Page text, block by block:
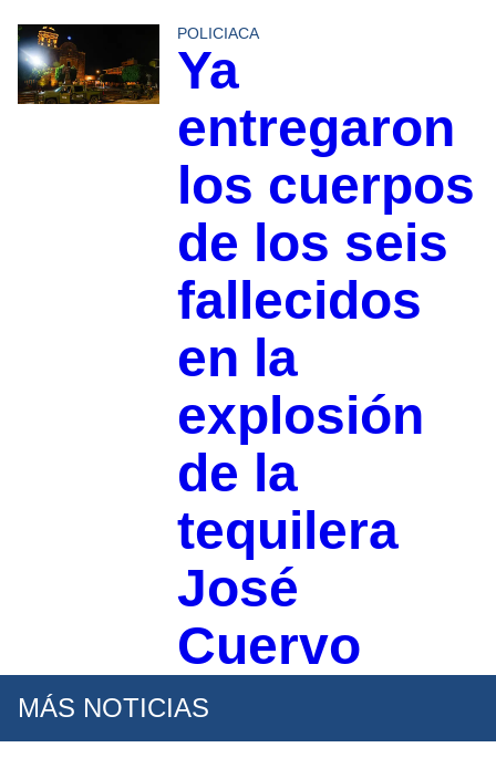
POLICIACA
Ya
entregaron
los cuerpos
de los seis
fallecidos
en la
explosión
de la
tequilera
José
Cuervo
MÁS NOTICIAS